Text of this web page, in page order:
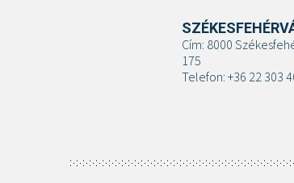
Cím: 8000
175
Telefon: +36 22 303